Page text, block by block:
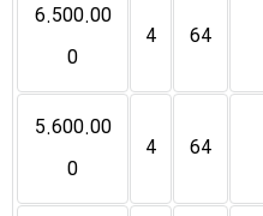
64
4
6.500.00
0
64
4
5.600.00
0